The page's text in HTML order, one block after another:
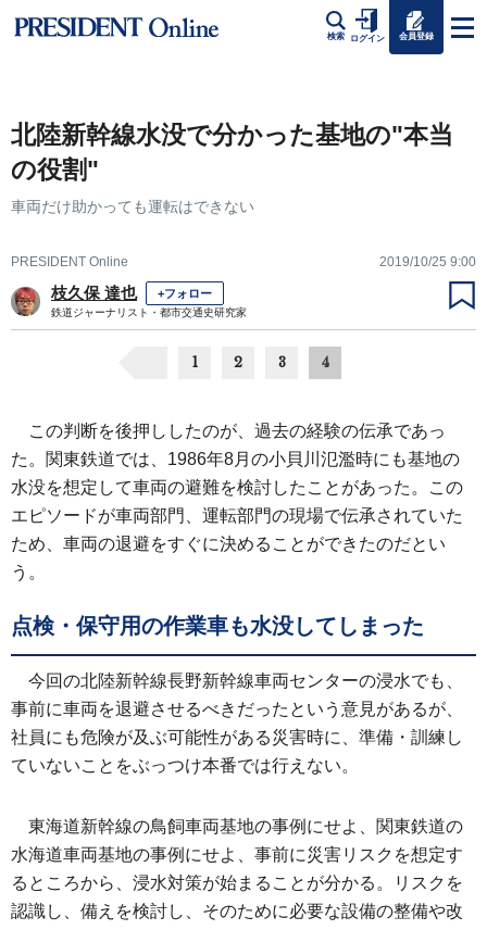
検索 ログイン 会員登録
北陸新幹線水没で分かった基地の"本当
の役割"
車両だけ助かっても運転はできない
PRESIDENT Online 2019/10/25 9:00
枝久保 達也 +フォロー
鉄道ジャーナリスト・都市交通史研究家
1 2 3 4
この判断を後押ししたのが、過去の経験の伝承であっ
た。関東鉄道では、1986年8月の小貝川氾濫時にも基地の
水没を想定して車両の避難を検討したことがあった。この
エピソードが車両部門、運転部門の現場で伝承されていた
ため、車両の退避をすぐに決めることができたのだとい
う。
点検・保守用の作業車も水没してしまった
今回の北陸新幹線長野新幹線車両センターの浸水でも、
事前に車両を退避させるべきだったという意見があるが、
社員にも危険が及ぶ可能性がある災害時に、準備・訓練し
ていないことをぶっつけ本番では行えない。
東海道新幹線の鳥飼車両基地の事例にせよ、関東鉄道の
水海道車両基地の事例にせよ、事前に災害リスクを想定す
るところから、浸水対策が始まることが分かる。リスクを
認識し、備えを検討し、そのために必要な設備の整備や改